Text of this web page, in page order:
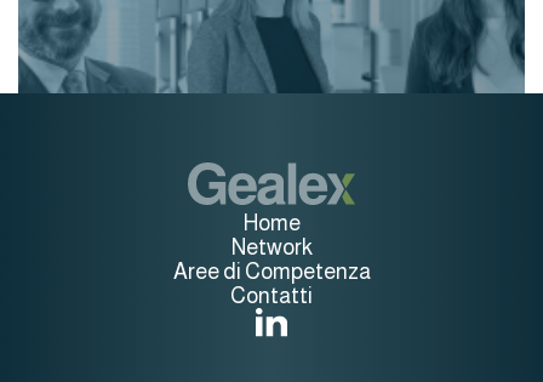
Home
Network
Aree di Competenza
Contatti